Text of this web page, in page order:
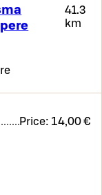
41.3
km
Price: 14,00 €